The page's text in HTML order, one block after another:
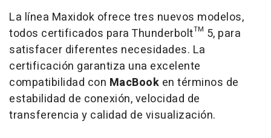
La línea Maxidok ofrece tres nuevos modelos,
todos certificados para Thunderbolt™ 5, para
satisfacer diferentes necesidades. La
certificación garantiza una excelente
compatibilidad con MacBook en términos de
estabilidad de conexión, velocidad de
transferencia y calidad de visualización.